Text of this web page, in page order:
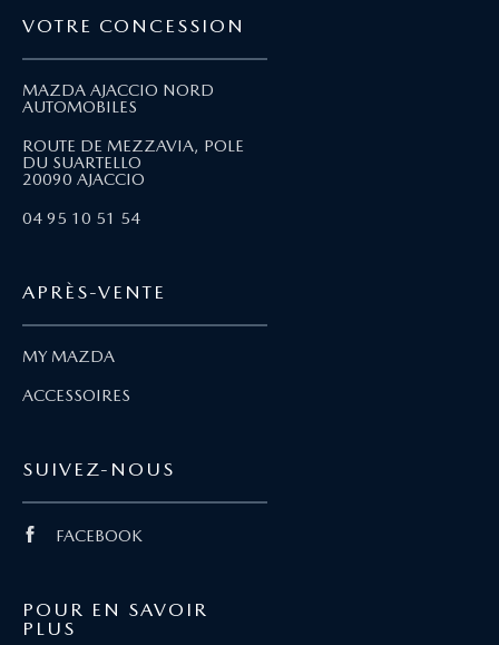
VOTRE CONCESSION
MAZDA AJACCIO NORD
AUTOMOBILES
ROUTE DE MEZZAVIA, POLE
DU SUARTELLO
20090 AJACCIO
04 95 10 51 54
APRÈS-VENTE
MY MAZDA
ACCESSOIRES
SUIVEZ-NOUS
FACEBOOK
POUR EN SAVOIR
PLUS